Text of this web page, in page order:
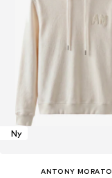
Ny
ANTONY MORATO